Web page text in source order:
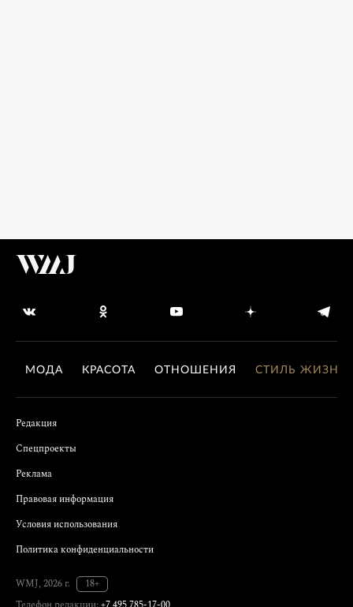
МОДА КРАСОТА ОТНОШЕНИЯ СТИЛЬ ЖИЗНИ
Редакция
Спецпроекты
Реклама
Правовая информация
Условия использования
Политика конфиденциальности
WMJ, 2026 г.
18+